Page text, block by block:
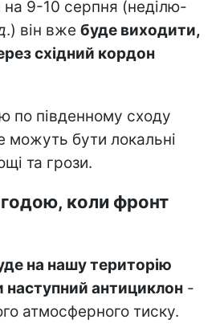
на 9-10 серпня (неділю-
.) він вже буде виходити,
східний кордон
по південному сходу
можуть бути локальні
та грози.
коли фронт
на нашу територію
наступний антициклон -
атмосферного тиску.